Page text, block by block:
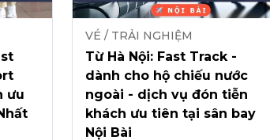
ưu
VÉ / TRẢI NGHIỆM
Từ Hà Nội: Fast Track -
dành cho hộ chiếu nước
ngoài - dịch vụ đón tiễn
khách ưu tiên tại sân bay
Nội Bài